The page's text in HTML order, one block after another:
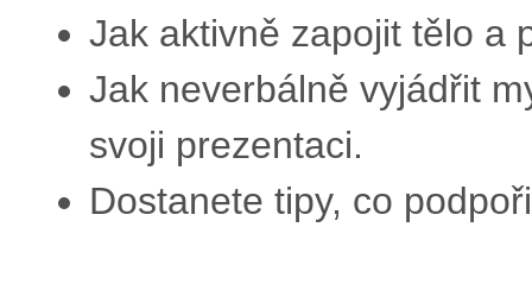
Jak aktivně zapojit tělo a
Jak neverbálně vyjádřit
svoji prezentaci.
Dostanete tipy, co